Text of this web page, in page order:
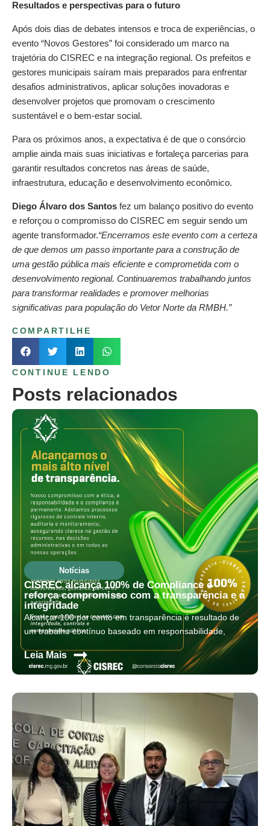
Resultados e perspectivas para o futuro
Após dois dias de debates intensos e troca de experiências, o
evento “Novos Gestores” foi considerado um marco na
trajetória do CISREC e na integração regional. Os prefeitos e
gestores municipais saíram mais preparados para enfrentar
desafios administrativos, aplicar soluções inovadoras e
desenvolver projetos que promovam o crescimento
sustentável e o bem-estar social.
Para os próximos anos, a expectativa é de que o consórcio
amplie ainda mais suas iniciativas e fortaleça parcerias para
garantir resultados concretos nas áreas de saúde,
infraestrutura, educação e desenvolvimento econômico.
Diego Álvaro dos Santos fez um balanço positivo do evento
e reforçou o compromisso do CISREC em seguir sendo um
agente transformador.“Encerramos este evento com a certeza
de que demos um passo importante para a construção de
uma gestão pública mais eficiente e comprometida com o
desenvolvimento regional. Continuaremos trabalhando juntos
para transformar realidades e promover melhorias
significativas para população do Vetor Norte da RMBH.”
COMPARTILHE
CONTINUE LENDO
Posts relacionados
Notícias
CISREC alcança 100% de Compliance e
reforça compromisso com a transparência e a
integridade
Alcançar 100 por cento em transparência é resultado de
um trabalho contínuo baseado em responsabilidade,
Leia Mais